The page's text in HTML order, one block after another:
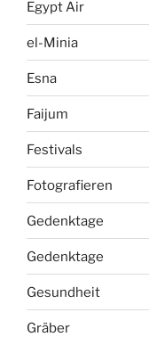
Egypt Air
el-Minia
Esna
Faijum
Festivals
Fotografieren
Gedenktage
Gedenktage
Gesundheit
Gräber